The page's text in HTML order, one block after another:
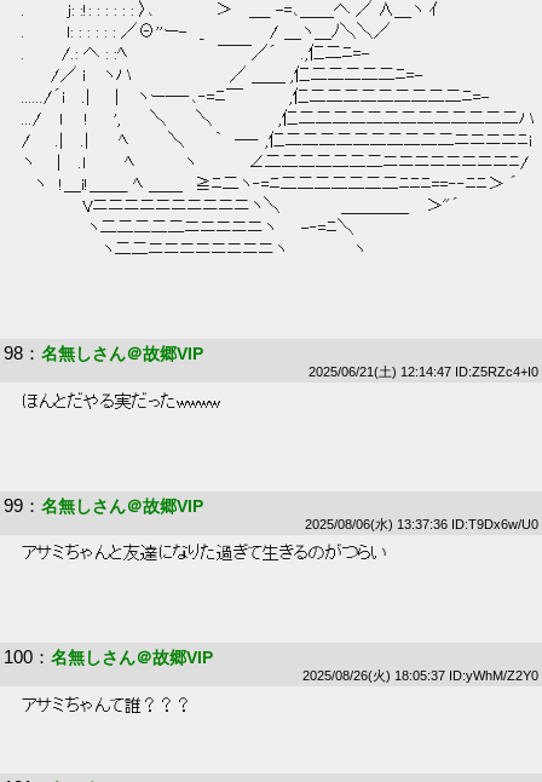
.　　　 j: :!: : : : : : 〉､　　　　　＞　 ＿_ -=､＿＿へ ／ ∧＿ヽ ｲ
.　　　 l: : : : : : ／Θ''ー-　_　　　　　 / ＿ヽ＿ﾉ＼＼／
.　　　/.: へ : :ﾍ　　　　　　　 ￣￣／´　　.,仁二ﾆ=-
/／ i　 ヽハ　　 　 　 　 　 ／ ＿＿ ,仁二二二二二ﾆ=-
....../´i　 .|　　|　 ヽー─‐､‐=ﾆ￣　　 　 ,仁二二二二二二二二二ﾆ=-
.../　 l 　 !　　',　　 ＼　　 ＼　　　　　 ,仁二二二二二二二二二二二二二ハ
/　　.|　 .|　　 ﾍ 　 　 ＼　　 ｀　─‐ ,仁二二二二二二二二二二ニニニニﾆi
ヽ 　 |　 .l 　 　 ﾍ　　　　ヽ　 　 　 ∠二二二二二二二ニニニニニニニニﾆ/
ヽ　!＿i!＿＿_ ﾍ ＿＿　≧ﾆ二ヽ‐=ﾆ二二二二二二二ﾆﾆﾆ==‐‐ﾆﾆ＞ ´
Vニニニニニニニニニニヽ＼　　　　　＿＿＿＿　 ＞"´
ヽ二二二二二ニニニニニヽ　　-‐=ﾆ＼
ヽ二二ニニニニニニニニヽ　　　　　 ヽ
98 ： 名無しさん＠故郷VIP
2025/06/21(土) 12:14:47 ID:Z5RZc4+I0
ほんとだやる実だったwwww
99 ： 名無しさん＠故郷VIP
2025/08/06(水) 13:37:36 ID:T9Dx6w/U0
アサミちゃんと友達になりた過ぎて生きるのがつらい
100 ： 名無しさん＠故郷VIP
2025/08/26(火) 18:05:37 ID:yWhM/Z2Y0
アサミちゃんて誰？？？